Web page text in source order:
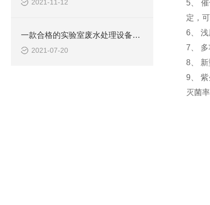
2021-11-12
一款合格的实验室废水处理设备有哪些性能要求和组成结构？
2021-07-20
5、
定，
6、
7、
8、
9、
灭菌